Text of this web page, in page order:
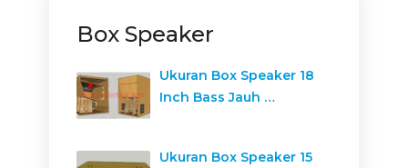
Box Speaker
Ukuran Box Speaker 18
Inch Bass Jauh …
Ukuran Box Speaker 15